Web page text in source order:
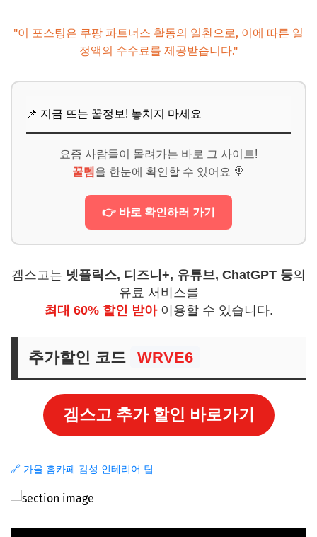
Q. 예산이 적을 때 효과적인 방법은?
📌 지금 뜨는 꿀정보! 놓치지 마세요
추가할인 코드 WRVE6
추가할인 코드 WRVE6
"이 포스팅은 쿠팡 파트너스 활동의 일환으로, 이에 따른 일
정액의 수수료를 제공받습니다."
📌 지금 뜨는 꿀정보! 놓치지 마세요
요즘 사람들이 몰려가는 바로 그 사이트!
꿀템 을 한눈에 확인할 수 있어요 🍭
👉 바로 확인하러 가기
겜스고는 넷플릭스, 디즈니+, 유튜브, ChatGPT 등의
유료 서비스를
최대 60% 할인 받아이용할 수 있습니다.
추가할인 코드 WRVE6
겜스고 추가 할인 바로가기
🔗 가을 홈카페 감성 인테리어 팁